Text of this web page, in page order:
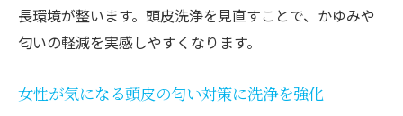
長環境が整います。頭皮洗浄を見直すことで、かゆみや
匂いの軽減を実感しやすくなります。
女性が気になる頭皮の匂い対策に洗浄を強化